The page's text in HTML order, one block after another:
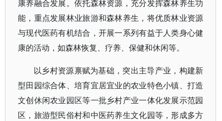
康养融合发展。依托森林资源，充分发挥森林养生功
能，重点发展林业旅游和森林养生，将优质林业资源
与现代医药有机结合，开展一系列有益于人类身心健
康的活动，如森林恢复、疗养、保健和休闲等。
以乡村资源禀赋为基础，突出主导产业，构建新
型田园综合体、培育宜居宜业的农业特色小镇、打造
文创休闲农业园区等一批乡村产业一体化发展示范园
区，旅游型民俗村和中医药养生文化园等，形成多方